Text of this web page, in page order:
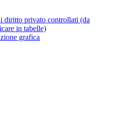
diritto privato controllati (da
in tabelle)
grafica